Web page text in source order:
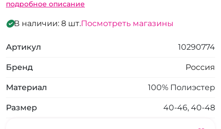
подробное описание
В наличии: 8 шт.Посмотреть магазины
Артикул 10290774
Бренд Россия
Материал 100% Полиэстер
Размер 40-46, 40-48